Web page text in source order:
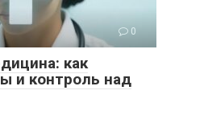
0
как
и контроль над